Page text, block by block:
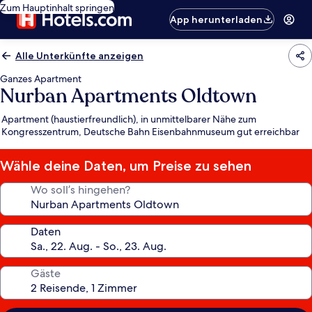
Zum Hauptinhalt springen
App herunterladen
Alle Unterkünfte anzeigen
Ganzes Apartment
Nurban Apartments Oldtown
Apartment (haustierfreundlich), in unmittelbarer Nähe zum
Kongresszentrum, Deutsche Bahn Eisenbahnmuseum gut erreichbar
Wähle deine Daten, um Preise zu sehen
Wo soll’s hingehen?
Daten
Gäste